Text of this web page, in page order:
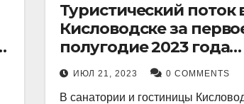
Туристический поток
Кисловодске за
полугодие 2023 года
показал рекордный
21 процент.
ИЮЛ 21, 2023 0 COMMENTS
В санатории и гостиницы